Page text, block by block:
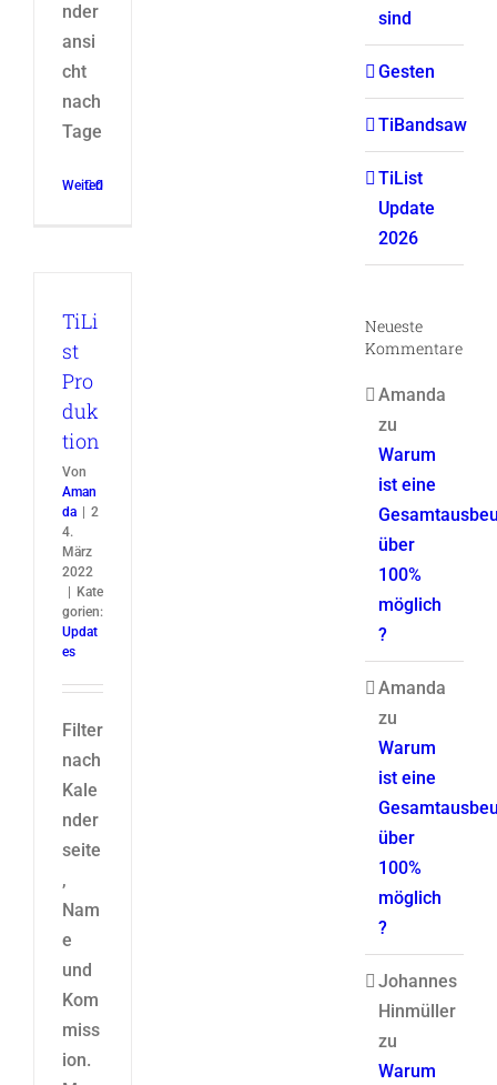
nder
ansi
cht
nach
Tage
Weiterlesen
0
TiLi
st
Pro
duk
tion
Von
Aman
da
2
4.
März
2022
Kate
gorien:
Updat
es
Filter
nach
Kale
nder
seite
,
Nam
e
und
Kom
miss
ion.
sind
Gesten
TiBandsaw
TiList
Update
2026
Neueste
Kommentare
Amanda
zu
Warum
ist eine
über
100%
möglich
?
Amanda
zu
Warum
ist eine
über
100%
möglich
?
Johannes
Hinmüller
zu
Warum